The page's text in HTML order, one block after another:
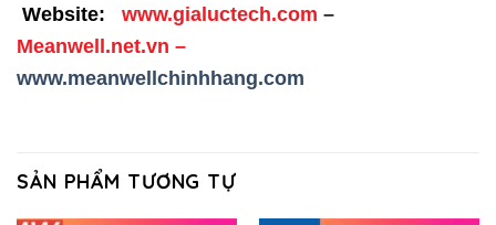
Website: www.gialuctech.com –
Meanwell.net.vn –
www.meanwellchinhhang.com
SẢN PHẨM TƯƠNG TỰ